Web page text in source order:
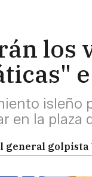
los
isleño
en la plaza
general golpista